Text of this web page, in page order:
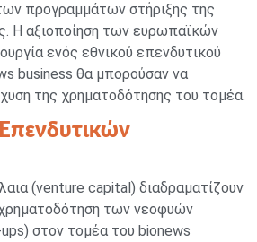
προγραμμάτων στήριξης της
Η αξιοποίηση των ευρωπαϊκών
ενός εθνικού επενδυτικού
business θα μπορούσαν να
της χρηματοδότησης του τομέα.
(venture capital) διαδραματίζουν
των νεοφυών
στον τομέα του bionews